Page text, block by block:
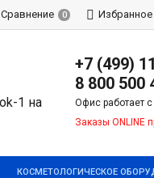
Сравнение 0 Избранное
+7 (499)
8 800 500
Офис работает
Заказы ONLINE
КОСМЕТОЛОГИЧЕСКОЕ